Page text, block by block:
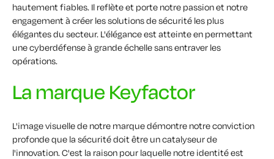
hautement fiables. Il reflète et porte notre passion et notre
engagement à créer les solutions de sécurité les plus
élégantes du secteur. L'élégance est atteinte en permettant
une cyberdéfense à grande échelle sans entraver les
opérations.
La marque Keyfactor
L'image visuelle de notre marque démontre notre conviction
profonde que la sécurité doit être un catalyseur de
l'innovation. C'est la raison pour laquelle notre identité est